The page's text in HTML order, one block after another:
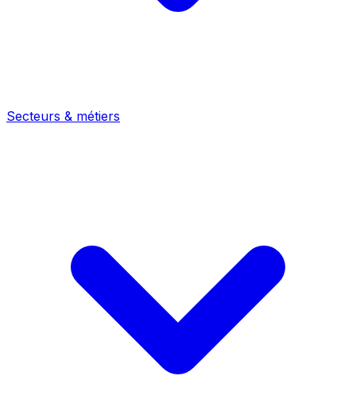
Secteurs & métiers